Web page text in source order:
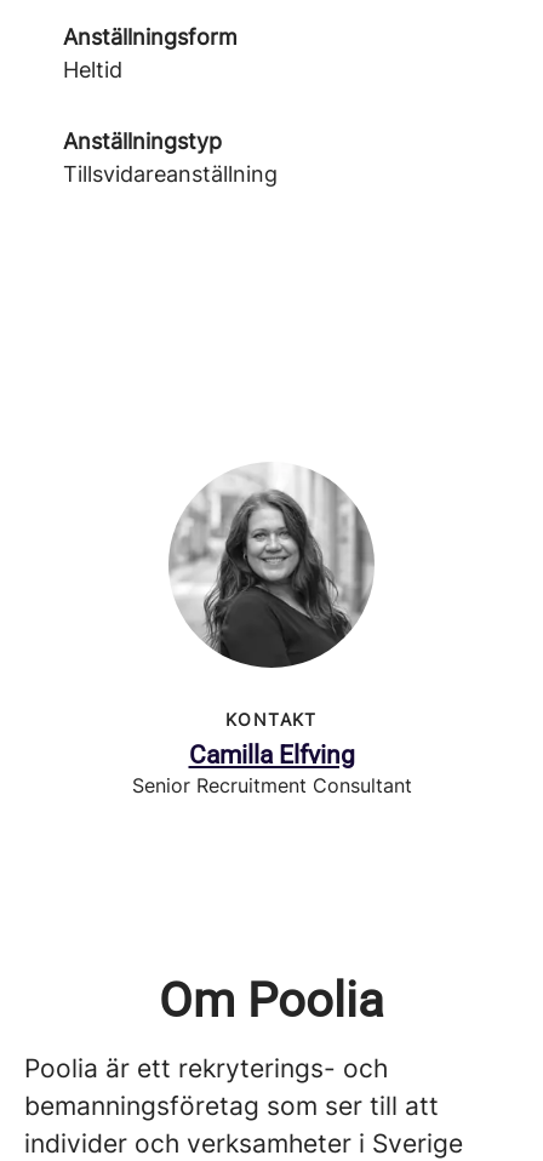
Anställningsform
Heltid
Anställningstyp
Tillsvidareanställning
KONTAKT
Camilla Elfving
Senior Recruitment Consultant
Om Poolia
Poolia är ett rekryterings- och
bemanningsföretag som ser till att
individer och verksamheter i Sverige